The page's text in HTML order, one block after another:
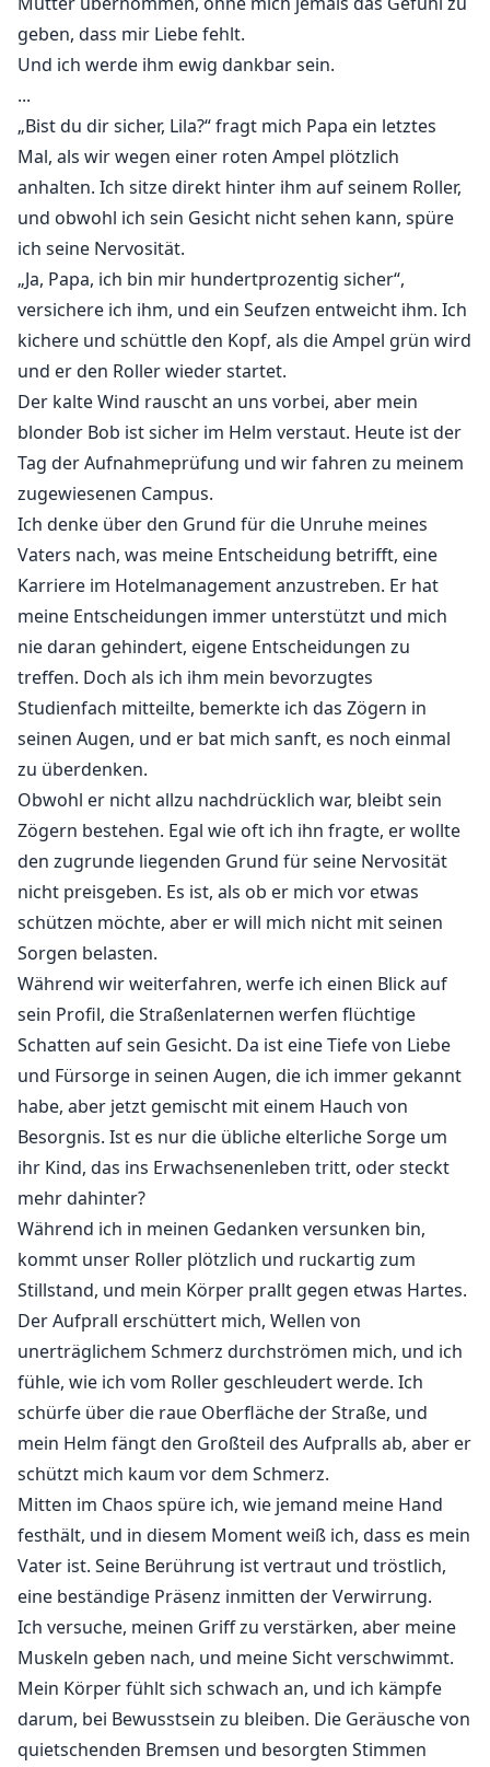
meine, dass meine, dass meine, dass meine, dass
meine, dass meine, dass meine, dass meine, dass
meine, dass meine, dass meine, dass meine, dass
meine, dass meine, dass meine, dass meine, dass
meine, dass meine, dass meine, dass meine, dass
meine, dass meine, dass meine, dass meine, dass
meine, dass meine, dass meine, dass meine, dass
meine, dass meine, dass meine, dass meine, dass
meine, dass meine, dass meine, dass meine, dass
meine, dass meine, dass meine, dass meine, dass
meine, dass meine, dass meine, dass meine, dass
meine, dass meine, dass meine, dass meine, dass
meine, dass meine, dass meine, dass meine, dass
meine, dass meine, dass meine, dass meine, dass
meine, dass meine, dass meine, dass meine, dass
meine, dass meine, dass meine, dass meine, dass
meine, dass meine, dass meine, dass meine, dass
meine, dass meine, dass meine, dass meine, dass
meine, dass meine, dass meine, dass meine, dass
meine, dass meine, dass meine, dass meine, dass
meine, dass meine, dass meine, dass meine, dass
meine, dass meine, dass meine, dass meine, dass
meine, dass meine, dass meine, dass meine, dass
meine, dass meine, dass meine, dass meine, dass
meine, dass meine, dass meine, dass meine, dass
meine, dass meine, dass meine, dass meine, dass
meine, dass meine, dass meine, dass meine, dass
meine, dass meine, dass meine, dass meine, dass
meine, dass meine, dass meine, dass meine, dass
meine, dass meine, dass meine, dass meine, dass
meine, dass meine, dass meine, dass meine, dass
meine, dass meine, dass meine, dass meine, dass
meine, dass meine, dass meine, dass meine, dass
meine, dass meine, dass meine, dass meine, dass
meine, dass meine, dass meine, dass meine, dass
meine, dass meine, dass meine, dass meine, dass
meine, dass meine, dass meine, dass meine, dass
meine, dass meine, dass meine, dass meine, dass
meine, dass meine, dass meine, dass meine, dass
meine, dass meine, dass meine, dass meine, dass
meine, dass meine, dass meine, dass meine, dass
meine, dass meine, dass meine, dass meine, dass
meine, dass meine, dass meine, dass meine, dass
meine, dass meine, dass meine, dass meine, dass
meine, dass meine, dass meine, dass meine, dass
meine, dass meine, dass meine, dass meine, dass
meine, dass meine, dass meine, dass meine, dass
meine, dass meine, dass meine, dass meine, dass
meine, dass meine, dass meine, dass meine, dass
meine, dass meine, dass meine, dass meine, dass
meine, dass meine, dass meine, dass meine, dass
meine, dass meine, dass meine, dass meine, dass
meine, dass meine, dass meine, dass meine, dass
meine, dass meine, dass meine, dass meine, dass
meine, dass meine, dass meine, dass meine, dass
meine, dass meine, dass meine, dass meine, dass
meine, dass meine, dass meine, dass meine, dass
meine, dass meine, dass meine, dass meine, dass
meine, dass meine, dass meine, dass meine, dass
meine, dass meine, dass meine, dass meine, dass
geben, dass mir Liebe fehlt.
Und ich werde ihm ewig dankbar sein.
...
„Bist du dir sicher, Lila?“ fragt mich Papa ein letztes
Mal, als wir wegen einer roten Ampel plötzlich
anhalten. Ich sitze direkt hinter ihm auf seinem Roller,
und obwohl ich sein Gesicht nicht sehen kann, spüre
ich seine Nervosität.
„Ja, Papa, ich bin mir hundertprozentig sicher“,
versichere ich ihm, und ein Seufzen entweicht ihm. Ich
kichere und schüttle den Kopf, als die Ampel grün wird
und er den Roller wieder startet.
Der kalte Wind rauscht an uns vorbei, aber mein
blonder Bob ist sicher im Helm verstaut. Heute ist der
Tag der Aufnahmeprüfung und wir fahren zu meinem
zugewiesenen Campus.
Ich denke über den Grund für die Unruhe meines
Vaters nach, was meine Entscheidung betrifft, eine
Karriere im Hotelmanagement anzustreben. Er hat
meine Entscheidungen immer unterstützt und mich
nie daran gehindert, eigene Entscheidungen zu
treffen. Doch als ich ihm mein bevorzugtes
Studienfach mitteilte, bemerkte ich das Zögern in
seinen Augen, und er bat mich sanft, es noch einmal
zu überdenken.
Obwohl er nicht allzu nachdrücklich war, bleibt sein
Zögern bestehen. Egal wie oft ich ihn fragte, er wollte
den zugrunde liegenden Grund für seine Nervosität
nicht preisgeben. Es ist, als ob er mich vor etwas
schützen möchte, aber er will mich nicht mit seinen
Sorgen belasten.
Während wir weiterfahren, werfe ich einen Blick auf
sein Profil, die Straßenlaternen werfen flüchtige
Schatten auf sein Gesicht. Da ist eine Tiefe von Liebe
und Fürsorge in seinen Augen, die ich immer gekannt
habe, aber jetzt gemischt mit einem Hauch von
Besorgnis. Ist es nur die übliche elterliche Sorge um
ihr Kind, das ins Erwachsenenleben tritt, oder steckt
mehr dahinter?
Während ich in meinen Gedanken versunken bin,
kommt unser Roller plötzlich und ruckartig zum
Stillstand, und mein Körper prallt gegen etwas Hartes.
Der Aufprall erschüttert mich, Wellen von
unerträglichem Schmerz durchströmen mich, und ich
fühle, wie ich vom Roller geschleudert werde. Ich
schürfe über die raue Oberfläche der Straße, und
mein Helm fängt den Großteil des Aufpralls ab, aber er
schützt mich kaum vor dem Schmerz.
Mitten im Chaos spüre ich, wie jemand meine Hand
festhält, und in diesem Moment weiß ich, dass es mein
Vater ist. Seine Berührung ist vertraut und tröstlich,
eine beständige Präsenz inmitten der Verwirrung.
Ich versuche, meinen Griff zu verstärken, aber meine
Muskeln geben nach, und meine Sicht verschwimmt.
Mein Körper fühlt sich schwach an, und ich kämpfe
darum, bei Bewusstsein zu bleiben. Die Geräusche von
quietschenden Bremsen und besorgten Stimmen